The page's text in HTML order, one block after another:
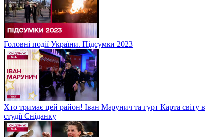
Головні події України. Підсумки 2023
Хто тримає цей район! Іван Марунич та гурт Карта світу в
студії Сніданку